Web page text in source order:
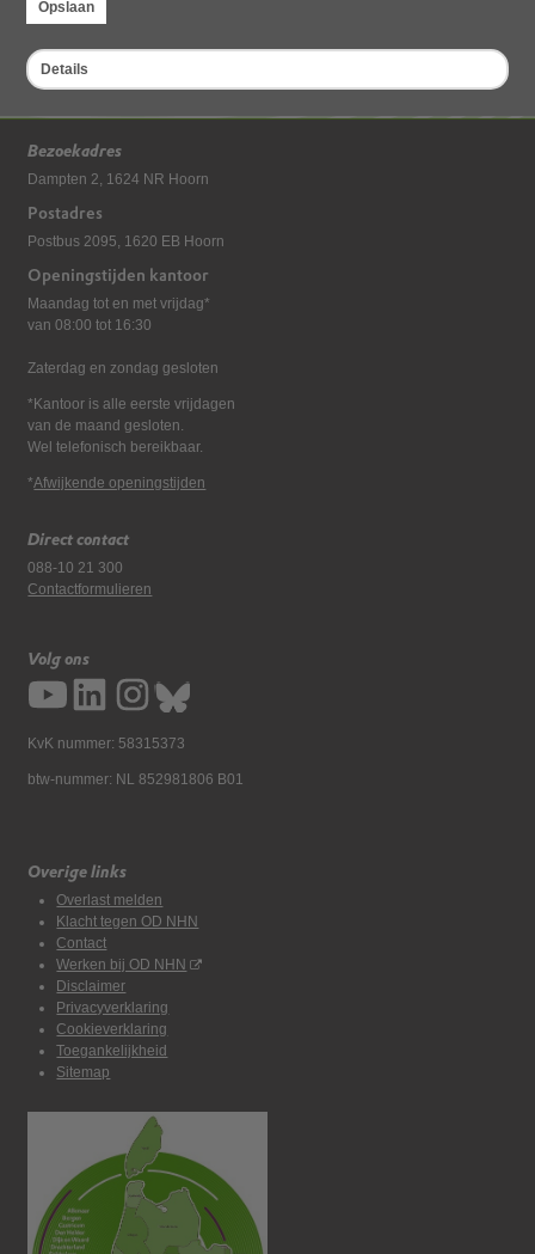
Opslaan
Details
Bezoekadres
Dampten 2, 1624 NR Hoorn
Postadres
Postbus 2095, 1620 EB Hoorn
Openingstijden kantoor
Maandag tot en met vrijdag*
van 08:00 tot 16:30
Zaterdag en zondag gesloten
*Kantoor is alle eerste vrijdagen
van de maand gesloten.
Wel telefonisch bereikbaar.
*Afwijkende openingstijden
Direct contact
088-10 21 300
Contactformulieren
Volg ons
KvK nummer: 58315373
btw-nummer: NL 852981806 B01
Overige links
Overlast melden
Klacht tegen OD NHN
Contact
Werken bij OD NHN
Disclaimer
Privacyverklaring
Cookieverklaring
Toegankelijkheid
Sitemap